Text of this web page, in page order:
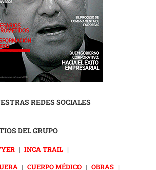
REDES SOCIALES
DEL GRUPO
| INCA TRAIL |
| CUERPO MÉDICO | OBRAS |